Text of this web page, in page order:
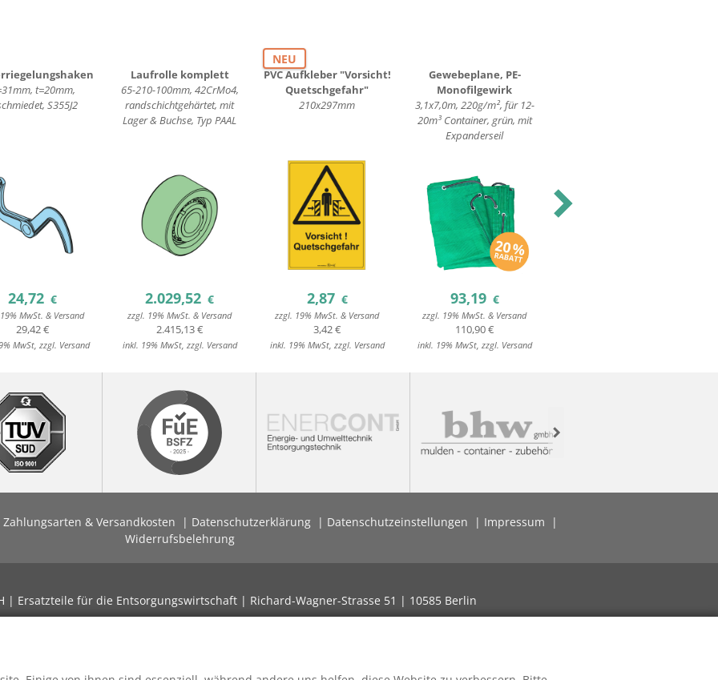
t=20mm,
S355J2
24,72 €
MwSt. & Versand
29,42 €
MwSt, zzgl. Versand
Laufrolle komplett
65-210-100mm, 42CrMo4,
randschichtgehärtet, mit
Lager & Buchse, Typ PAAL
2.029,52 €
zzgl. 19% MwSt. & Versand
2.415,13 €
inkl. 19% MwSt, zzgl. Versand
PVC Aufkleber "Vorsicht!
Quetschgefahr"
210x297mm
2,87 €
zzgl. 19% MwSt. & Versand
3,42 €
inkl. 19% MwSt, zzgl. Versand
NEU
Gewebeplane, PE-
Monofilgewirk
3,1x7,0m, 220g/m², für 12-
20m³ Container, grün, mit
Expanderseil
93,19 €
zzgl. 19% MwSt. & Versand
110,90 €
inkl. 19% MwSt, zzgl. Versand
Next
Next
Zahlungsarten & Versandkosten Datenschutzerklärung Datenschutzeinstellungen
Impressum
Widerrufsbelehrung
| Ersatzteile für die Entsorgungswirtschaft | Richard-Wagner-Strasse 51 | 10585 Berlin